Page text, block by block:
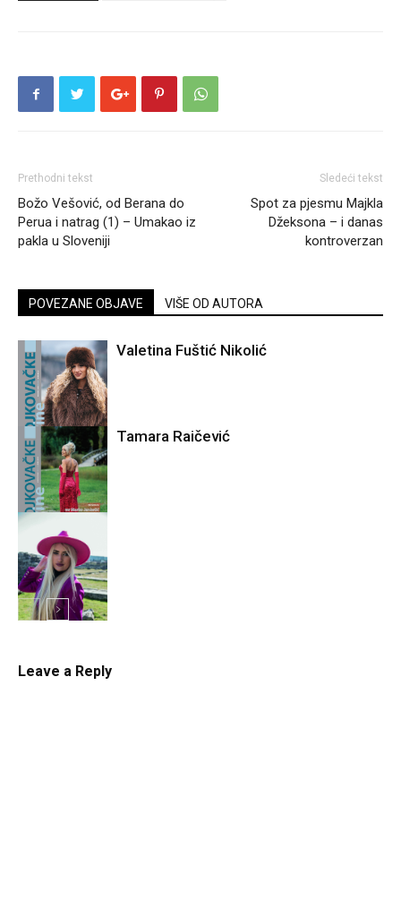
Prethodni tekst
Božo Vešović, od Berana do
Perua i natrag (1) – Umakao iz
pakla u Sloveniji
Sledeći tekst
Spot za pjesmu Majkla
Džeksona – i danas
kontroverzan
POVEZANE OBJAVE VIŠE OD AUTORA
Mojkovačka
ljepota
Valetina Fuštić Nikolić
Mojkovačka
ljepota
Tamara Raičević
Leave a Reply